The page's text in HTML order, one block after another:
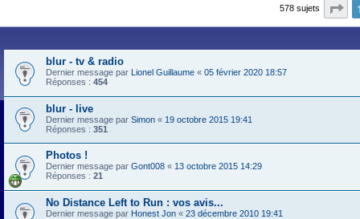
578 sujets
blur - tv & radio
Dernier message par Lionel Guillaume « 05 février 2020 18:57
Réponses : 454
blur - live
Dernier message par Simon « 19 octobre 2015 19:41
Réponses : 351
Photos !
Dernier message par Gont008 « 13 octobre 2015 14:29
Réponses : 21
No Distance Left to Run : vos avis...
Dernier message par Honest Jon « 23 décembre 2010 19:41